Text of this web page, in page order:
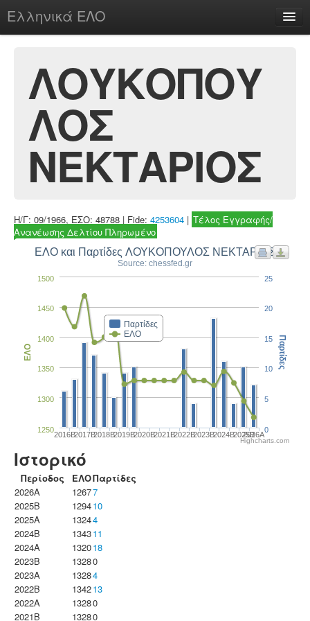
Ελληνικά ΕΛΟ
chesstu.be @ discord
Login
ΛΟΥΚΟΠΟΥ
ΛΟΣ
ΝΕΚΤΑΡΙΟΣ
Η/Γ: 09/1966, ΕΣΟ: 48788 | Fide: 4253604 | Τέλος Εγγραφής/
Ανανέωσης Δελτίου Πληρωμένο
ΕΛΟ και Παρτίδες ΛΟΥΚΟΠΟΥΛΟΣ ΝΕΚΤΑΡΙΟΣ
Source: chessfed.gr
Παρτίδες
ΕΛΟ
2016B2017B2018B2019B2020B2021B2022B2023B2024B2025B2026A
1250
1300
1350
1400
1450
1500
ΕΛΟ
0
5
10
15
20
25
Παρτίδες
Highcharts.com
Ιστορικό
Περίοδος ΕΛΟΠαρτίδες
2026A
12677
2025B
129410
2025A
13244
2024B
134311
2024A
132018
2023B
13280
2023Α
13284
2022B
134213
2022A
13280
2021B
13280